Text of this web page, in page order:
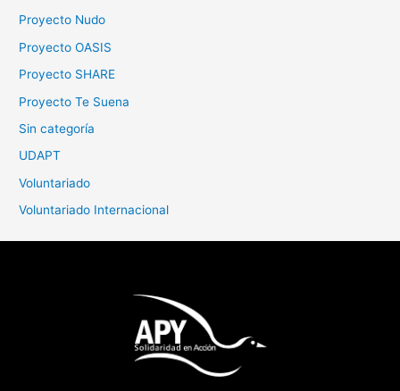
Proyecto Nudo
Proyecto OASIS
Proyecto SHARE
Proyecto Te Suena
Sin categoría
UDAPT
Voluntariado
Voluntariado Internacional